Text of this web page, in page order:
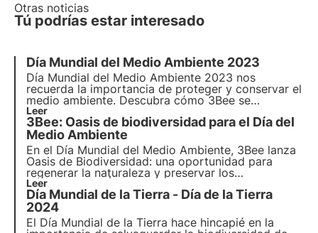
Otras noticias
Tú podrías estar interesado
Día Mundial del Medio Ambiente 2023
Día Mundial del Medio Ambiente 2023 nos
recuerda la importancia de proteger y conservar el
medio ambiente. Descubra cómo 3Bee se
compromete concretamente con la
del medio ambientey la protección de la
biodiversidad enDía Mundial del Medio Ambiente
Leer
3Bee: Oasis de biodiversidad para el Día del
Medio Ambiente
En el Día Mundial del Medio Ambiente, 3Bee lanza
Oasis de Biodiversidad: una oportunidad para
regenerar la naturaleza y preservar los
polinizadores
nuestra misión combinatecnologíade vanguardia
ycompromiso medioambiental
Leer
Día Mundial de la Tierra - Día de la Tierra
2024
El Día Mundial de la Tierra hace hincapié en la